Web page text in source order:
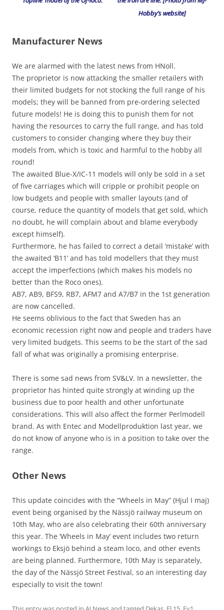
Hobby’s website]
Manufacturer News
We are alarmed with the latest news from HNoll.
The proprietor is now attacking the smaller retailers with
their limited budgets for not stocking the full range of his
models; they will be banned from pre-ordering selected
future models! He is doing this to punish them for not
having the resources to carry the full range, and has told
customers to consider changing where they buy their
models from, which is toxic and harmful to the hobby all
round!
The awaited Blue-X/IC-11 models will only be sold in a set
of five carriages which will cripple or prohibit people on
low budgets and people with smaller layouts (and of
course, reduce the quantity of models that get sold, which
no doubt, he will complain about and blame everybody
except himself).
Furthermore, he has failed to correct a detail ‘mistake’ with
the awaited ‘B11’ and has told modellers that they must
accept the imperfections (which makes his models no
better than the Roco ones).
AB7, AB9, BFS9, RB7, AFM7 and A7/B7 in the 1st generation
are now cancelled.
He seems oblivious to the fact that Sweden has an
economic recession right now and people and traders have
very limited budgets. This seems to be the start of the sad
fall of what was originally a promising enterprise.
There is some sad news from SV&LV. In a newsletter, the
proprietor has hinted quite strongly at winding up the
business due to poor health and other unfortunate
considerations. This will also affect the former Perlmodell
brand. As with Entec and Modellproduktion last year, we
do not know of anyone who is in a position to take over the
range.
Other News
This update coincides with the “Wheels in May” (Hjul I maj)
event being organised by the Nässjö railway museum on
10th May, who are also celebrating their 60th anniversary
this year. The ‘Wheels in May’ event includes two return
workings to Eksjö behind a steam loco, and other events
are being planned. Furthermore, 10th May is separately,
the day of the Nässjö Street Festival, so an interesting day
especially to visit the town!